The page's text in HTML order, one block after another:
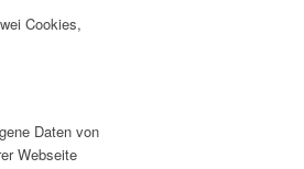
Cookies,
Daten von
Webseite